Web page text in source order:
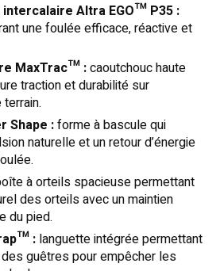
Altra EGO™ P35 :
une foulée efficace, réactive et
MaxTrac™ :caoutchouc haute
traction et durabilité sur
Shape :forme à bascule qui
naturelle et un retour d’énergie
à orteils spacieuse permettant
des orteils avec un maintien
du pied.
: languette intégrée permettant
guêtres pour empêcher les